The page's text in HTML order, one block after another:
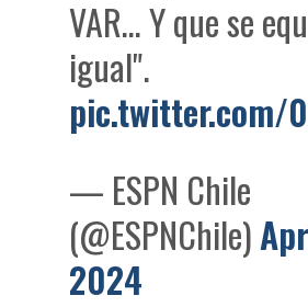
VAR… Y que se
igual".
pic.twitter.com/
— ESPN Chile
(@ESPNChile)
2024